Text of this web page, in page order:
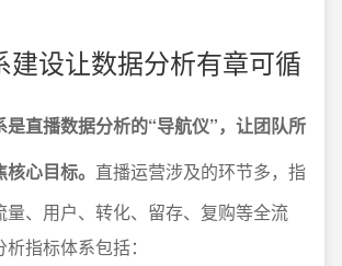
建设让数据分析有章可循
是直播数据分析的“导航仪”，让团队所
心目标。 直播运营涉及的环节多，指
量、用户、转化、留存、复购等全流
指标体系包括：